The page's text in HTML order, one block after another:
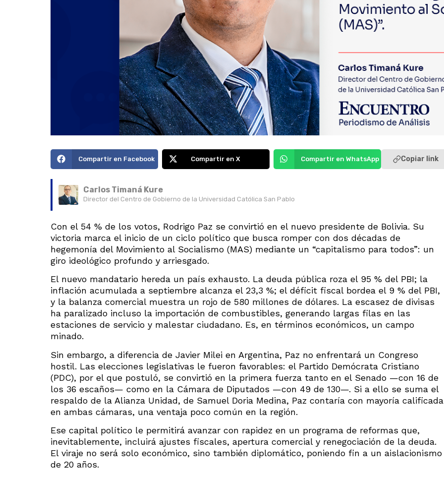
Compartir en Facebook Compartir en X Compartir en WhatsApp Copiar link
Carlos Timaná Kure
Director del Centro de Gobierno de la Universidad Católica San Pablo
Con el 54 % de los votos, Rodrigo Paz se convirtió en el nuevo presidente de Bolivia. Su
victoria marca el inicio de un ciclo político que busca romper con dos décadas de
hegemonía del Movimiento al Socialismo (MAS) mediante un “capitalismo para todos”: un
giro ideológico profundo y arriesgado.
El nuevo mandatario hereda un país exhausto. La deuda pública roza el 95 % del PBI; la
inflación acumulada a septiembre alcanza el 23,3 %; el déficit fiscal bordea el 9 % del PBI,
y la balanza comercial muestra un rojo de 580 millones de dólares. La escasez de divisas
ha paralizado incluso la importación de combustibles, generando largas filas en las
estaciones de servicio y malestar ciudadano. Es, en términos económicos, un campo
minado.
Sin embargo, a diferencia de Javier Milei en Argentina, Paz no enfrentará un Congreso
hostil. Las elecciones legislativas le fueron favorables: el Partido Demócrata Cristiano
(PDC), por el que postuló, se convirtió en la primera fuerza tanto en el Senado —con 16 de
los 36 escaños— como en la Cámara de Diputados —con 49 de 130—. Si a ello se suma el
respaldo de la Alianza Unidad, de Samuel Doria Medina, Paz contaría con mayoría calificada
en ambas cámaras, una ventaja poco común en la región.
Ese capital político le permitirá avanzar con rapidez en un programa de reformas que,
inevitablemente, incluirá ajustes fiscales, apertura comercial y renegociación de la deuda.
El viraje no será solo económico, sino también diplomático, poniendo fin a un aislacionismo
de 20 años.